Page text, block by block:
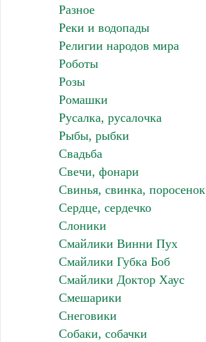
Разное
Реки и водопады
Религии народов мира
Роботы
Розы
Ромашки
Русалка, русалочка
Рыбы, рыбки
Свадьба
Свечи, фонари
Свинья, свинка, поросенок
Сердце, сердечко
Слоники
Смайлики Винни Пух
Смайлики Губка Боб
Смайлики Доктор Хаус
Смешарики
Снеговики
Собаки, собачки